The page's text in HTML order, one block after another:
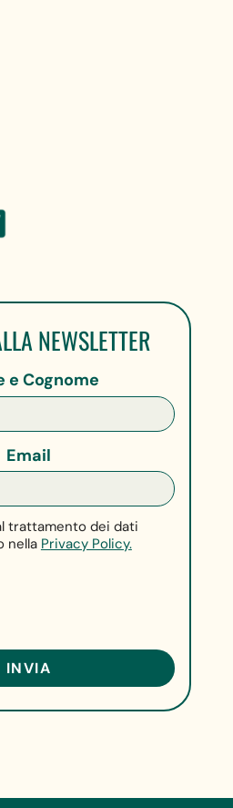
NEWSLETTER
e Cognome
Email
trattamento dei dati
nella Privacy Policy.